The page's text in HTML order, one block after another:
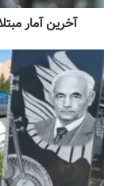
آخرین آمار